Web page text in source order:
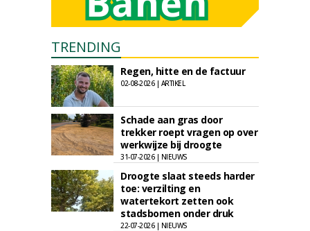
TRENDING
Regen, hitte en de factuur
02-08-2026 | ARTIKEL
Schade aan gras door
trekker roept vragen op over
werkwijze bij droogte
31-07-2026 | NIEUWS
Droogte slaat steeds harder
toe: verzilting en
watertekort zetten ook
stadsbomen onder druk
22-07-2026 | NIEUWS